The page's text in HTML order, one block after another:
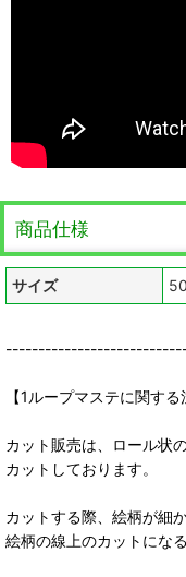
商品仕様
サイズ
【1ループマステに関する
カット販売は、ロール状
カットしております。
カットする際、絵柄が細
絵柄の線上のカットにな